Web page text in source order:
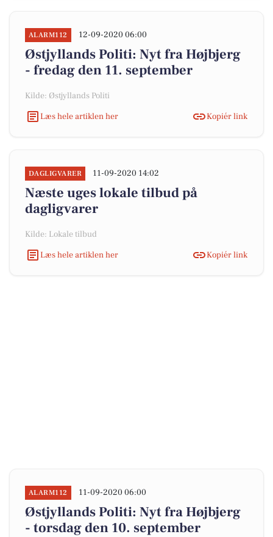
ALARM112 12-09-2020 06:00
Østjyllands Politi: Nyt fra Højbjerg
- fredag den 11. september
Kilde: Østjyllands Politi
Læs hele artiklen her
Kopiér link
DAGLIGVARER 11-09-2020 14:02
Næste uges lokale tilbud på
dagligvarer
Kilde: Lokale tilbud
Læs hele artiklen her
Kopiér link
ALARM112 11-09-2020 06:00
Østjyllands Politi: Nyt fra Højbjerg
- torsdag den 10. september